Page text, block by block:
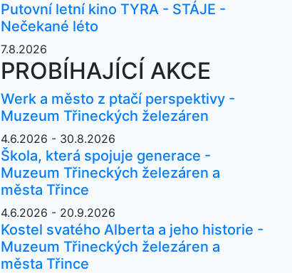
Putovní letní kino TYRA - STÁJE -
Nečekané léto
7.8.2026
PROBÍHAJÍCÍ AKCE
Werk a město z ptačí perspektivy -
Muzeum Třineckých železáren
4.6.2026 - 30.8.2026
Škola, která spojuje generace -
Muzeum Třineckých železáren a
města Třince
4.6.2026 - 20.9.2026
Kostel svatého Alberta a jeho historie -
Muzeum Třineckých železáren a
města Třince